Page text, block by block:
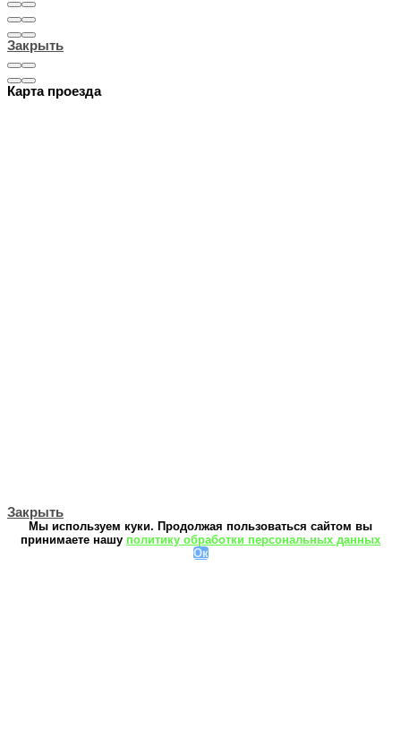
Закрыть
Карта проезда
Закрыть
Мы используем куки. Продолжая пользоваться сайтом вы
принимаете нашу политику обработки персональных данных
Ок